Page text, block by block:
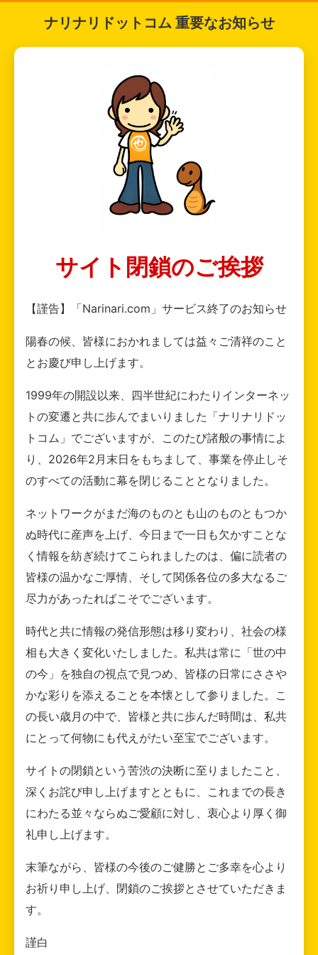
ナリナリドットコム 重要なお知らせ
サイト閉鎖のご挨拶
【謹告】「Narinari.com」サービス終了のお知らせ
陽春の候、皆様におかれましては益々ご清祥のこと
とお慶び申し上げます。
1999年の開設以来、四半世紀にわたりインターネッ
トの変遷と共に歩んでまいりました「ナリナリドッ
トコム」でございますが、このたび諸般の事情によ
り、2026年2月末日をもちまして、事業を停止しそ
のすべての活動に幕を閉じることとなりました。
ネットワークがまだ海のものとも山のものともつか
ぬ時代に産声を上げ、今日まで一日も欠かすことな
く情報を紡ぎ続けてこられましたのは、偏に読者の
皆様の温かなご厚情、そして関係各位の多大なるご
尽力があったればこそでございます。
時代と共に情報の発信形態は移り変わり、社会の様
相も大きく変化いたしました。私共は常に「世の中
の今」を独自の視点で見つめ、皆様の日常にささや
かな彩りを添えることを本懐として参りました。こ
の長い歳月の中で、皆様と共に歩んだ時間は、私共
にとって何物にも代えがたい至宝でございます。
サイトの閉鎖という苦渋の決断に至りましたこと、
深くお詫び申し上げますとともに、これまでの長き
にわたる並々ならぬご愛顧に対し、衷心より厚く御
礼申し上げます。
末筆ながら、皆様の今後のご健勝とご多幸を心より
お祈り申し上げ、閉鎖のご挨拶とさせていただきま
す。
謹白